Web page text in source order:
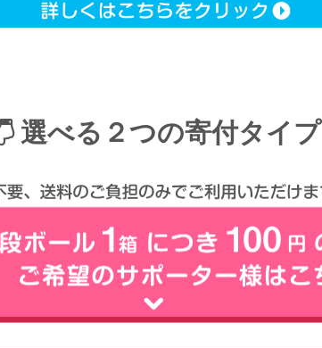
選べる２つの寄付タイプ